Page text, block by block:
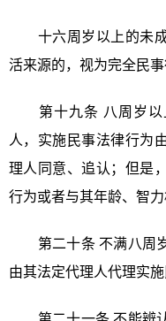
十六周岁以上的未成
活来源的，视为完全民事
第十九条 八周岁以
人，实施民事法律行为
理人同意、追认；但是
行为或者与其年龄、智
第二十条 不满八周岁
由其法定代理人代理实施